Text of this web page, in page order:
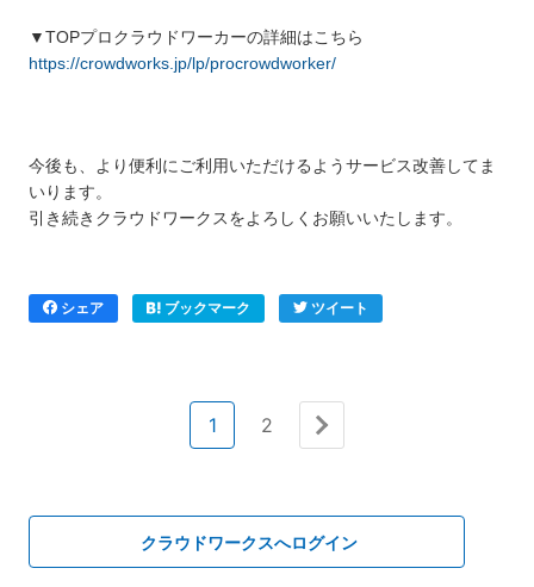
▼TOPプロクラウドワーカーの詳細はこちら
https://crowdworks.jp/lp/procrowdworker/
今後も、より便利にご利用いただけるようサービス改善してま
いります。
引き続きクラウドワークスをよろしくお願いいたします。
シェア ブックマーク ツイート
1 2
クラウドワークスへログイン